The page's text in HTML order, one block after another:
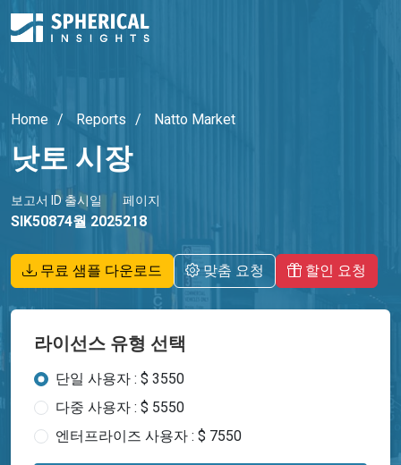
Home Reports Natto Market
낫토 시장
보고서 ID
SIK5087
출시일
4월 2025
페이지
218
무료 샘플 다운로드 맞춤 요청 할인 요청
라이선스 유형 선택
단일 사용자 : $ 3550
다중 사용자 : $ 5550
엔터프라이즈 사용자 : $ 7550